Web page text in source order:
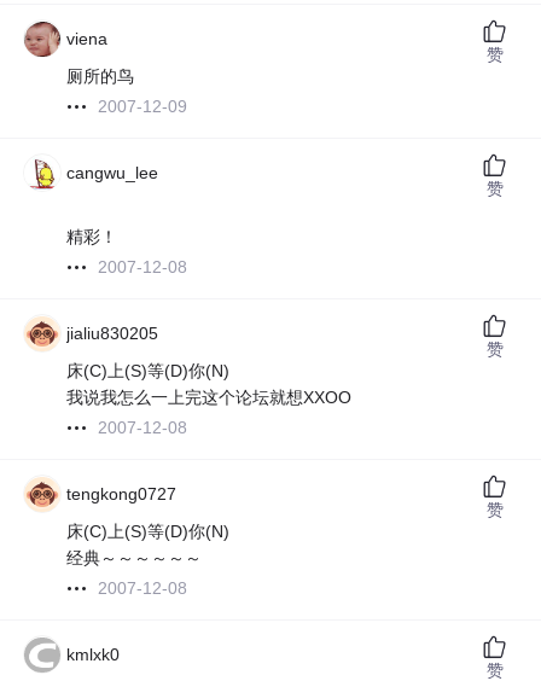
viena
厕所的鸟
2007-12-09
赞
cangwu_lee
精彩！
2007-12-08
赞
jialiu830205
床(C)上(S)等(D)你(N)
我说我怎么一上完这个论坛就想XXOO
2007-12-08
赞
tengkong0727
床(C)上(S)等(D)你(N)
经典～～～～～～
2007-12-08
赞
kmlxk0
赞